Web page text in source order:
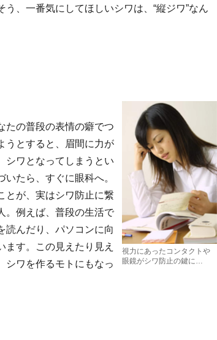
、一番気にしてほしいシワは、“縦ジワ”なん
視力にあったコンタクトや
眼鏡がシワ防止の鍵に…
たの普段の表情の癖でつ
うとすると、眉間に力が
シワとなってしまうとい
たら、すぐに眼科へ。
とが、実はシワ防止に繋
。例えば、普段の生活で
読んだり、パソコンに向
す。この見えたり見え
シワを作るモトにもなっ